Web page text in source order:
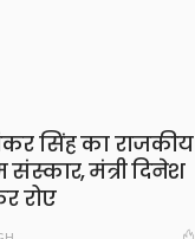
सिंह का राजकीय
मंत्री दिनेश
रोए